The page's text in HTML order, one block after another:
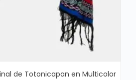
de Totonicapan en Multicolor